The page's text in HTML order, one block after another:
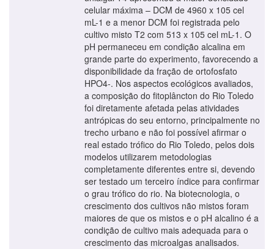
celular máxima – DCM de 4960 x 105 cel
mL-1 e a menor DCM foi registrada pelo
cultivo misto T2 com 513 x 105 cel mL-1. O
pH permaneceu em condição alcalina em
grande parte do experimento, favorecendo a
disponibilidade da fração de ortofosfato
HPO4-. Nos aspectos ecológicos avaliados,
a composição do fitoplâncton do Rio Toledo
foi diretamente afetada pelas atividades
antrópicas do seu entorno, principalmente no
trecho urbano e não foi possível afirmar o
real estado trófico do Rio Toledo, pelos dois
modelos utilizarem metodologias
completamente diferentes entre si, devendo
ser testado um terceiro índice para confirmar
o grau trófico do rio. Na biotecnologia, o
crescimento dos cultivos não mistos foram
maiores de que os mistos e o pH alcalino é a
condição de cultivo mais adequada para o
crescimento das microalgas analisados.